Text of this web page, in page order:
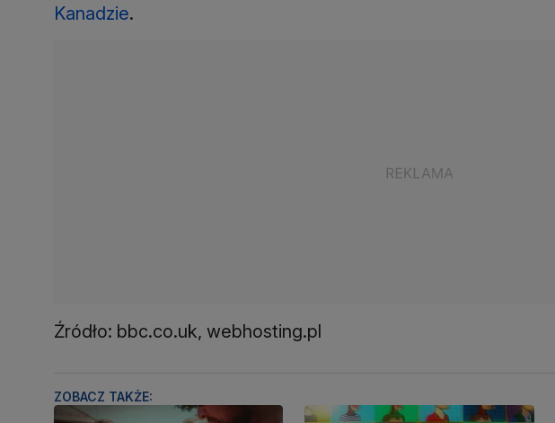
Kanadzie.
Źródło: bbc.co.uk, webhosting.pl
ZOBACZ TAKŻE: